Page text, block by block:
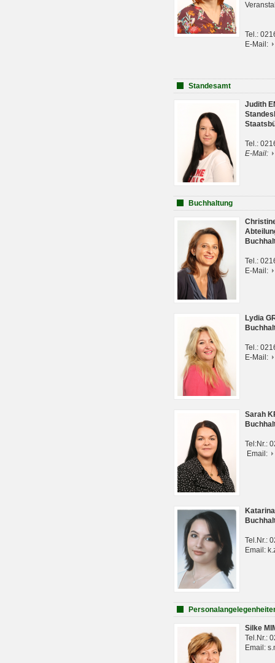
Tel.:
E-Mail:
Standesamt
Judith
Tel.:
E-Mail:
Buchhaltung
Tel.:
E-Mail:
Lydia
Tel.:
E-Mail:
Sarah
Tel:Nr.:
Email:
Tel.Nr.:
Email:
Silke
Tel.Nr.:
Email: